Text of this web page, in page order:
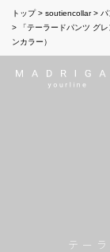
トップ soutiencollar
「テーラードパンツ グ
ンカラー）
テー